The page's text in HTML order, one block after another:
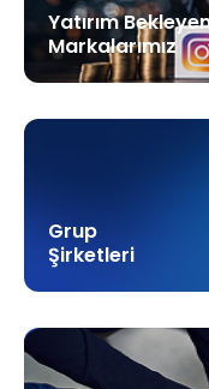
Yatırım
Markalarımız
Grup
Şirketleri